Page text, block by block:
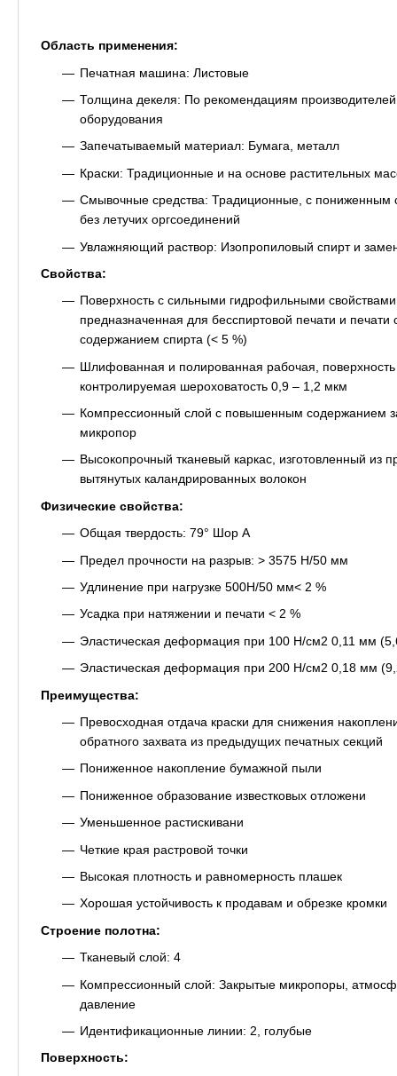
Область применения:
Печатная машина: Листовые
Толщина декеля: По рекомендациям производителей
оборудования
Запечатываемый материал: Бумага, металл
Краски: Традиционные и на основе растительных
Смывочные средства: Традиционные, с пониженным
без летучих оргсоединений
Увлажняющий раствор: Изопропиловый спирт и
Свойства:
Поверхность с сильными гидрофильными свойствами
предназначенная для бесспиртовой печати и
содержанием спирта (< 5 %)
Шлифованная и полированная рабочая, поверхность
контролируемая шероховатость 0,9 – 1,2 мкм
Компрессионный слой с повышенным содержанием
микропор
Высокопрочный тканевый каркас, изготовленный из
вытянутых каландрированных волокон
Физические свойства:
Общая твердость: 79° Шор A
Предел прочности на разрыв: > 3575 Н/50 мм
Удлинение при нагрузке 500Н/50 мм< 2 %
Усадка при натяжении и печати < 2 %
Эластическая деформация при 100 Н/см2 0,11 мм
Эластическая деформация при 200 Н/см2 0,18 мм
Преимущества:
Превосходная отдача краски для снижения
обратного захвата из предыдущих печатных секций
Пониженное накопление бумажной пыли
Пониженное образование известковых отложени
Уменьшенное растискивани
Четкие края растровой точки
Высокая плотность и равномерность плашек
Хорошая устойчивость к продавам и обрезке кромки
Строение полотна:
Тканевый слой: 4
Компрессионный слой: Закрытые микропоры,
давление
Идентификационные линии: 2, голубые
Поверхность: